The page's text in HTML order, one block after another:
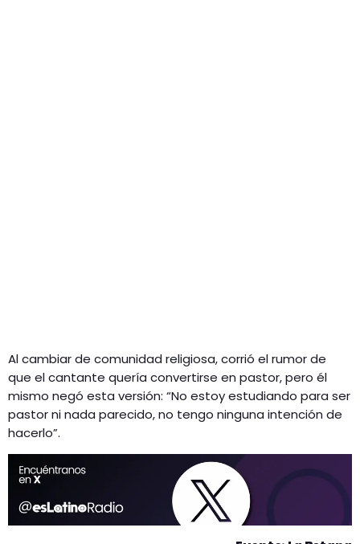
Al cambiar de comunidad religiosa, corrió el rumor de
que el cantante quería convertirse en pastor, pero él
mismo negó esta versión: “No estoy estudiando para ser
pastor ni nada parecido, no tengo ninguna intención de
hacerlo”.